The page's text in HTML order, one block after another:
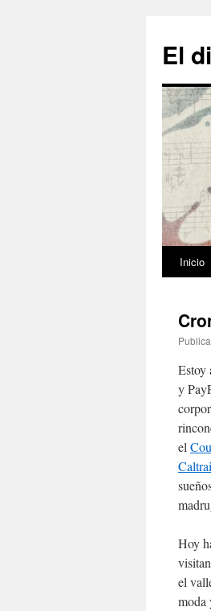
El
Inicio
Estoy
y
el
Hoy
el
moda